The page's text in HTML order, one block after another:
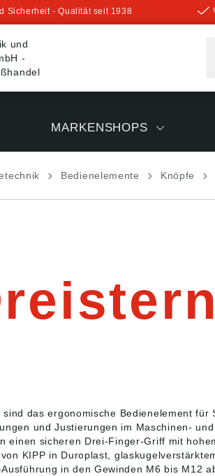
Sicherheit - Qualität seit 1938
MARKENSHOPS
Bedienelemente Knöpfe
das ergonomische Bedienelement für
und Justierungen im Maschinen-
einen sicheren Drei-Finger-Griff mit
KIPP in Duroplast,
in den Gewinden M6 bis M12